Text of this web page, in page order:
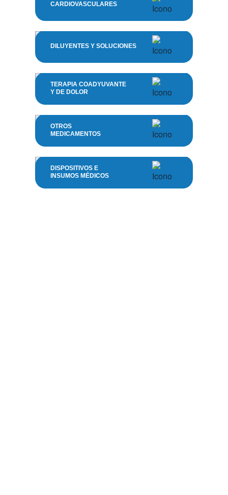
CARDIOVASCULARES
DILUYENTES Y SOLUCIONES
TERAPIA COADYUVANTE
Y DE DOLOR
OTROS
MEDICAMENTOS
DISPOSITIVOS E
INSUMOS MÉDICOS